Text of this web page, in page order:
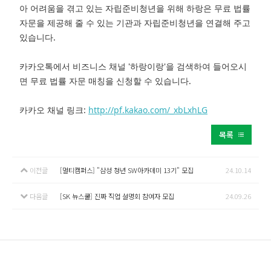
아 어려움을 겪고 있는 자립준비청년을 위해 하랑은 무료 법률
자문을 제공해 줄 수 있는 기관과 자립준비청년을 연결해 주고
있습니다.
카카오톡에서 비즈니스 채널 '하랑이랑'을 검색하여 들어오시
면 무료 법률 자문 매칭을 신청할 수 있습니다.
카카오 채널 링크: http://pf.kakao.com/_xbLxhLG
목록
이전글 [멀티캠퍼스] "삼성 청년 SW아카데미 13기" 모집 24.10.14
다음글 [SK 뉴스쿨] 진짜 직업 설명회 참여자 모집 24.09.26